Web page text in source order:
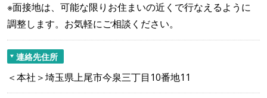
※面接地は、可能な限りお住まいの近くで行なえるように
調整します。お気軽にご相談ください。
連絡先住所
＜本社＞埼玉県上尾市今泉三丁目10番地11